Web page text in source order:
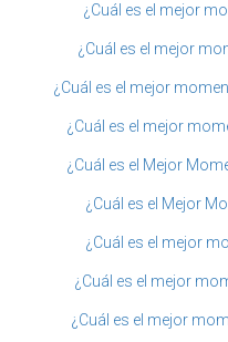
¿Cuál es el mejor
¿Cuál es el mejor
¿Cuál es el mejor
¿Cuál es el mejor
¿Cuál es el Mejor
¿Cuál es el Mejor
¿Cuál es el mejor
¿Cuál es el mejor
¿Cuál es el mejor